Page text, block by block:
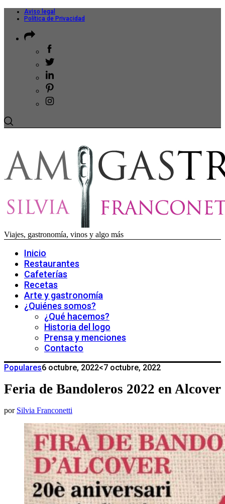
Aviso legal
Política de Privacidad
Viajes, gastronomía, vinos y algo más
Inicio
Restaurantes
Cafeterías
Recetas
Arte y gastronomía
¿Quiénes somos?
¿Qué hacemos?
Historia del logo
Prensa y menciones
Contacto
Populares6 octubre, 2022<7 octubre, 2022
Feria de Bandoleros 2022 en Alcover
por Silvia Franconetti